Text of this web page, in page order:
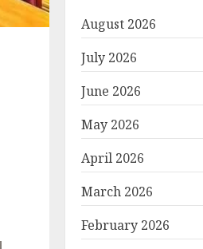
August 2026
July 2026
June 2026
May 2026
April 2026
March 2026
February 2026